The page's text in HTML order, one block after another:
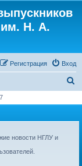
Н. А.
Вход
Регистрация
с
новости НГЛУ и